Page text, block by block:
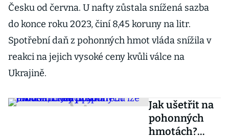
Česku od června. U nafty zůstala snížená sazba
do konce roku 2023, činí 8,45 koruny na litr.
Spotřební daň z pohonných hmot vláda snížila v
reakci na jejich vysoké ceny kvůli válce na
Ukrajině.
Jak ušetřit na
pohonných
hmotách?